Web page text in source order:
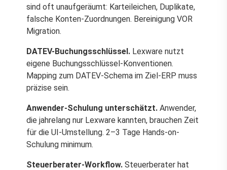
sind oft unaufgeräumt: Karteileichen, Duplikate,
falsche Konten-Zuordnungen. Bereinigung VOR
Migration.
DATEV-Buchungsschlüssel. Lexware nutzt
eigene Buchungsschlüssel-Konventionen.
Mapping zum DATEV-Schema im Ziel-ERP muss
präzise sein.
Anwender-Schulung unterschätzt. Anwender,
die jahrelang nur Lexware kannten, brauchen Zeit
für die UI-Umstellung. 2–3 Tage Hands-on-
Schulung minimum.
Steuerberater-Workflow. Steuerberater hat